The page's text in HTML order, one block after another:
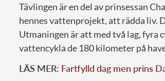
Tävlingen är en del av prinsessan
hennes vattenprojekt, att rädda liv.
Utmaningen är att med två lag, fyra
vattencykla de 180 kilometer på
LÄS MER: Fartfylld dag men prins